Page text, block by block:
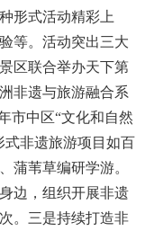
形式活动精彩上
等。活动突出三大
区联合举办天下第
非遗与旅游融合系
市中区“文化和自然
式非遗旅游项目如百
蒲苇草编研学游。
边，组织开展非遗
。三是持续打造非